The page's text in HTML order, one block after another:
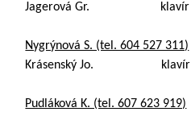
Jagerová Gr. klavír
Nygrýnová S. (tel. 604 527 311)
Krásenský Jo. klavír
Pudláková K. (tel. 607 623 919)